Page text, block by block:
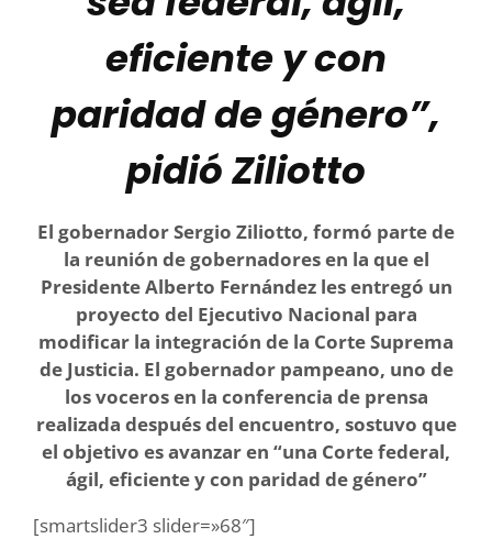
eficiente y con
paridad de género”,
pidió Ziliotto
El gobernador Sergio Ziliotto, formó parte de
la reunión de gobernadores en la que el
Presidente Alberto Fernández les entregó un
proyecto del Ejecutivo Nacional para
modificar la integración de la Corte Suprema
de Justicia. El gobernador pampeano, uno de
los voceros en la conferencia de prensa
realizada después del encuentro, sostuvo que
el objetivo es avanzar en “una Corte federal,
ágil, eficiente y con paridad de género”
[smartslider3 slider=»68″]